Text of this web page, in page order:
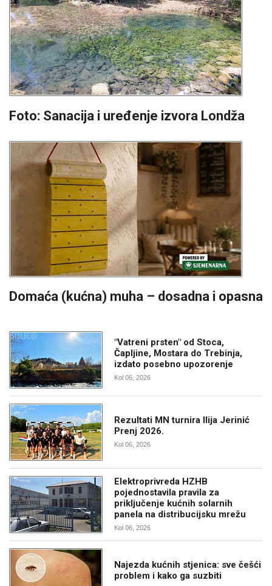
Foto: Sanacija i uređenje izvora Londža
Domaća (kućna) muha – dosadna i opasna
"Vatreni prsten" od Stoca,
Čapljine, Mostara do Trebinja,
izdato posebno upozorenje
Kol 06, 2026
Rezultati MN turnira Ilija Jerinić
Prenj 2026.
Kol 06, 2026
Elektroprivreda HZHB
pojednostavila pravila za
priključenje kućnih solarnih
panela na distribucijsku mrežu
Kol 06, 2026
Najezda kućnih stjenica: sve češći
problem i kako ga suzbiti